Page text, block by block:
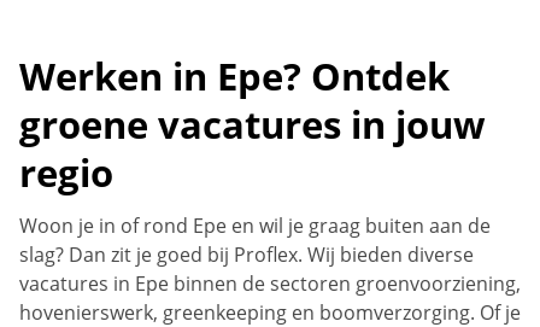
Werken in Epe? Ontdek
groene vacatures in jouw
regio
Woon je in of rond Epe en wil je graag buiten aan de
slag? Dan zit je goed bij Proflex. Wij bieden diverse
vacatures in Epe binnen de sectoren groenvoorziening,
hovenierswerk, greenkeeping en boomverzorging. Of je